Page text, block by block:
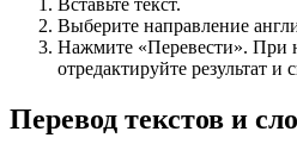
Выберите направление
Нажмите «Перевести». При
отредактируйте результат и
Перевод текстов и